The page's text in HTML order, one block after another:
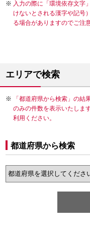
入力の際に「環境依存文字
けないとされる漢字や記号
る場合がありますのでご注
エリアで検索
「都道府県から検索」の
のみの件数を表示いたしま
利用ください。
都道府県から検索